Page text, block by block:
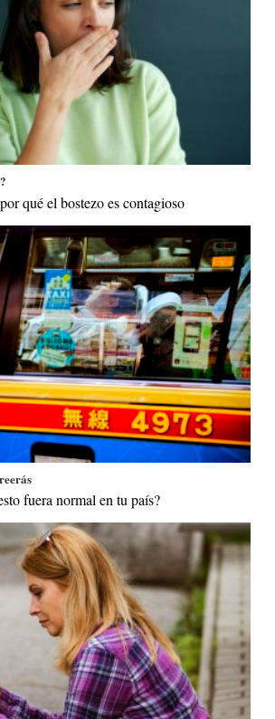
qué el bostezo es contagioso
fuera normal en tu país?